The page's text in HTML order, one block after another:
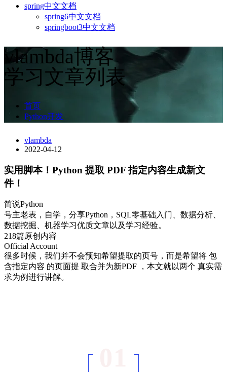
spring中文文档
spring6中文文档
springboot3中文文档
vlambda博客
学习文章列表
首页
Python开发
vlambda
2022-04-12
实用脚本！Python 提取 PDF 指定内容生成新文
件！
简说Python
号主老表，自学，分享Python，SQL零基础入门、数据分析、
数据挖掘、机器学习优质文章以及学习经验。
218篇原创内容
Official Account
很多时候，我们并不会预知希望提取的页号，而是希望将 包
含指定内容 的页面提 取合并为新PDF ，本文就以两个 真实需
求为例进行讲解。